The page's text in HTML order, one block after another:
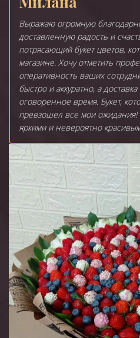
Выражаю огромную
доставленную радость и
потрясающий букет цветов,
магазине. Хочу отметить
оперативность ваших
быстро и аккуратно, а
оговоренное время. Букет,
превзошел все мои
яркими и невероятно